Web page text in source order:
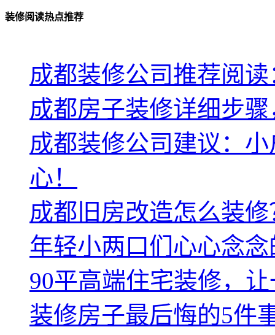
装修阅读热点推荐
成都装修公司推荐阅
成都房子装修详细步
成都装修公司建议：
心！
成都旧房改造怎么装
年轻小两口们心心念
90平高端住宅装修，
装修房子最后悔的5件